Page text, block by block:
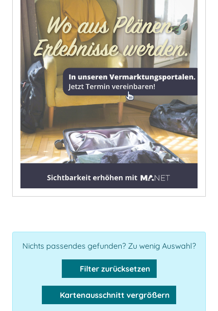
Nichts passendes gefunden? Zu wenig Auswahl?
Filter zurücksetzen
Kartenausschnitt vergrößern